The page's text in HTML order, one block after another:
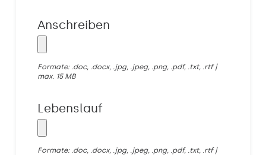
Anschreiben
Formate: .doc, .docx, .jpg, .jpeg, .png, .pdf, .txt, .rtf |
max. 15 MB
Lebenslauf
Formate: .doc, .docx, .jpg, .jpeg, .png, .pdf, .txt, .rtf |